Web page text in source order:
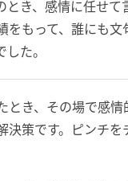
き、感情に任せ
もって、誰にも
た。
とき、その場で感
決策です。ピンチ